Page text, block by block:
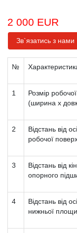
2 000 EUR
Зв`язатись з нами
№
1
Розмір
(ширина х
2
Відстань від
робочої
3
Відстань від
опорного
4
Відстань від
нижньої